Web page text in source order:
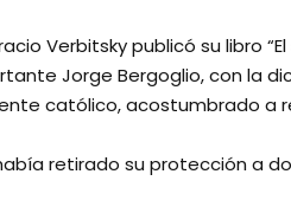
Verbitsky publicó su libro
Jorge Bergoglio, con la
católico, acostumbrado a
retirado su protección a